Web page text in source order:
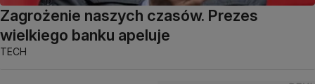
Zagrożenie naszych czasów. Prezes
wielkiego banku apeluje
TECH